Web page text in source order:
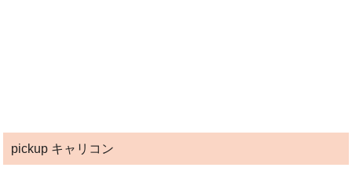
pickup キャリコン